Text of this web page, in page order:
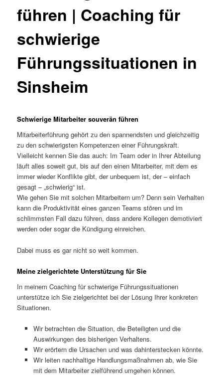
führen | Coaching für
schwierige
Führungssituationen in
Sinsheim
Schwierige Mitarbeiter souverän führen
Mitarbeiterführung gehört zu den spannendsten und gleichzeitig
zu den schwierigsten Kompetenzen einer Führungskraft.
Vielleicht kennen Sie das auch: Im Team oder in Ihrer Abteilung
läuft alles soweit gut, bis auf den einen Mitarbeiter, mit dem es
immer wieder Konflikte gibt, der unbequem ist, der – einfach
gesagt – „schwierig“ ist.
Wie gehen Sie mit solchen Mitarbeitern um? Denn sein Verhalten
kann die Produktivität eines ganzen Teams stören und im
schlimmsten Fall dazu führen, dass andere Kollegen demotiviert
werden oder sogar die Kündigung einreichen.
Dabei muss es gar nicht so weit kommen.
Meine zielgerichtete Unterstützung für Sie
In meinem Coaching für schwierige Führungssituationen
unterstütze ich Sie zielgerichtet bei der Lösung Ihrer konkreten
Situationen.
Wir betrachten die Situation, die Beteiligten und die
Auswirkungen des bisherigen Verhaltens.
Wir erörtern die Ursachen und was dahinterstecken könnte.
Wir leiten nachhaltige Handlungsmaßnahmen ab, wie Sie
mit dem Mitarbeiter zielführend umgehen können.